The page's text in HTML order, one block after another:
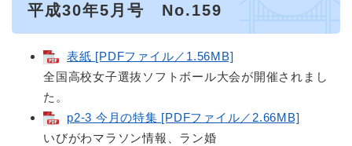
平成30年5月号 No.159
表紙 [PDFファイル／1.56MB]
全国高校女子選抜ソフトボール大会が開催されまし
た。
p2-3 今月の特集 [PDFファイル／2.66MB]
いびがわマラソン情報、ラン婚